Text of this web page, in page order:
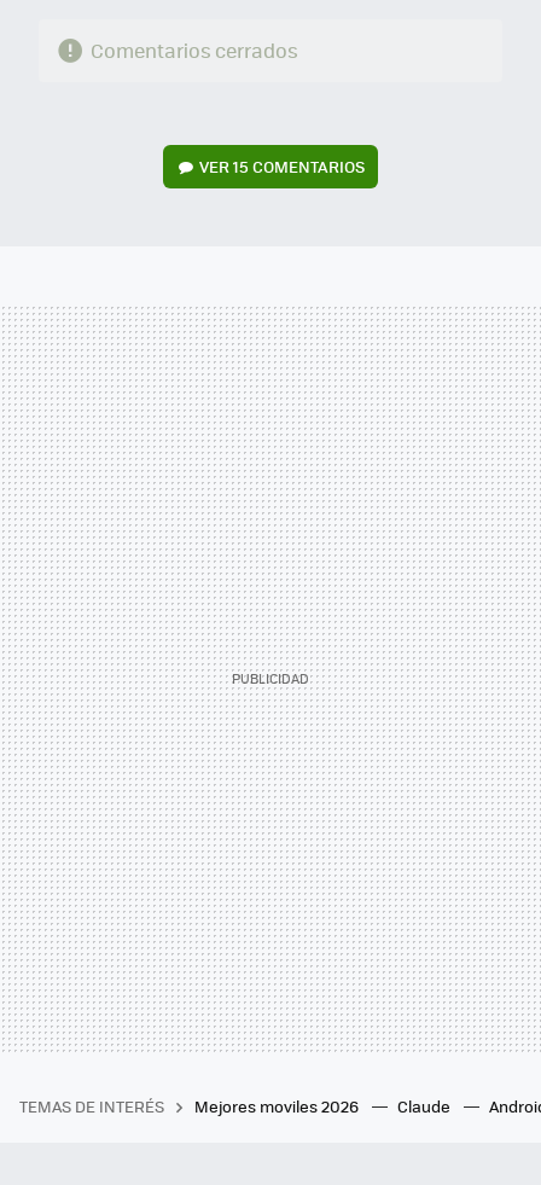
Comentarios cerrados
VER15 COMENTARIOS
TEMAS DE INTERÉS Mejores moviles 2026 Claude